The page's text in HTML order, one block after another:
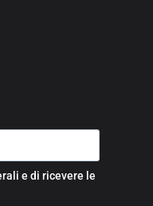
e di ricevere le